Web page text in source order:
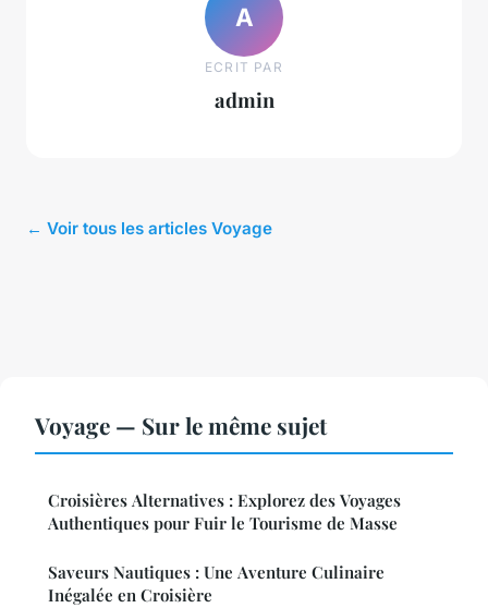
A
ECRIT PAR
admin
← Voir tous les articles Voyage
Voyage — Sur le même sujet
Croisières Alternatives : Explorez des Voyages
Authentiques pour Fuir le Tourisme de Masse
Saveurs Nautiques : Une Aventure Culinaire
Inégalée en Croisière